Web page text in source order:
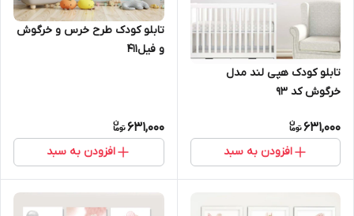
تابلو کودک هپی لند مدل
خرگوش کد 93
631,000
افزودن به سبد
تابلو کودک طرح خرس و خرگوش
و فیل411
631,000
افزودن به سبد